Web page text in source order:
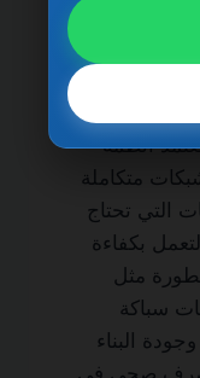
وصرف صحي في الشارقة 0501270935 ضمان
التي لا
أو تجاري،
على النظافة،
أنظمة
متكاملة
التي تحتاج
بكفاءة
مثل
سباكة
البناء
وصرف صحي في